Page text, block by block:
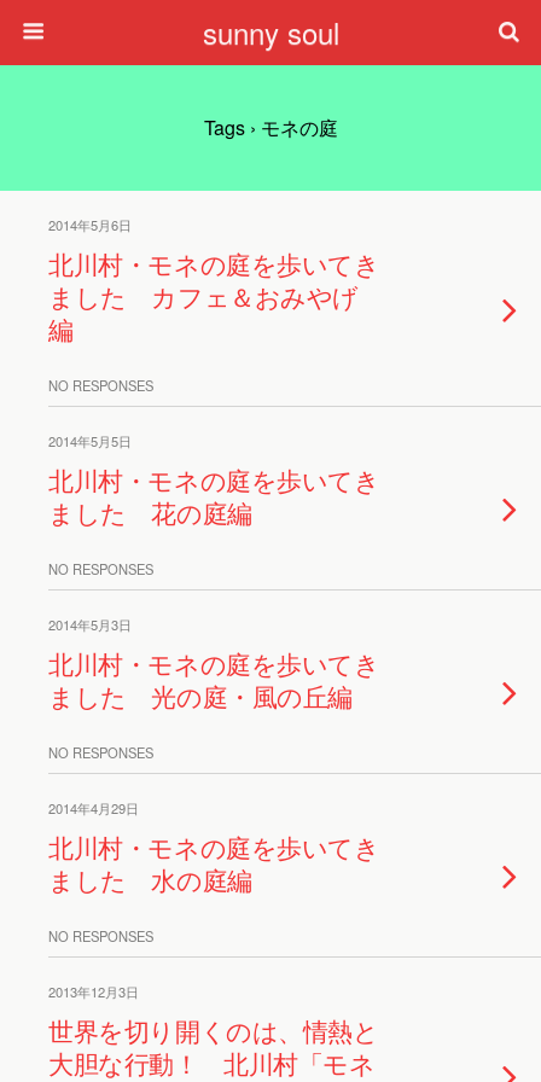
sunny soul
Tags › モネの庭
2014年5月6日
北川村・モネの庭を歩いてき
ました カフェ＆おみやげ
編
NO RESPONSES
2014年5月5日
北川村・モネの庭を歩いてき
ました 花の庭編
NO RESPONSES
2014年5月3日
北川村・モネの庭を歩いてき
ました 光の庭・風の丘編
NO RESPONSES
2014年4月29日
北川村・モネの庭を歩いてき
ました 水の庭編
NO RESPONSES
2013年12月3日
世界を切り開くのは、情熱と
大胆な行動！ 北川村「モネ